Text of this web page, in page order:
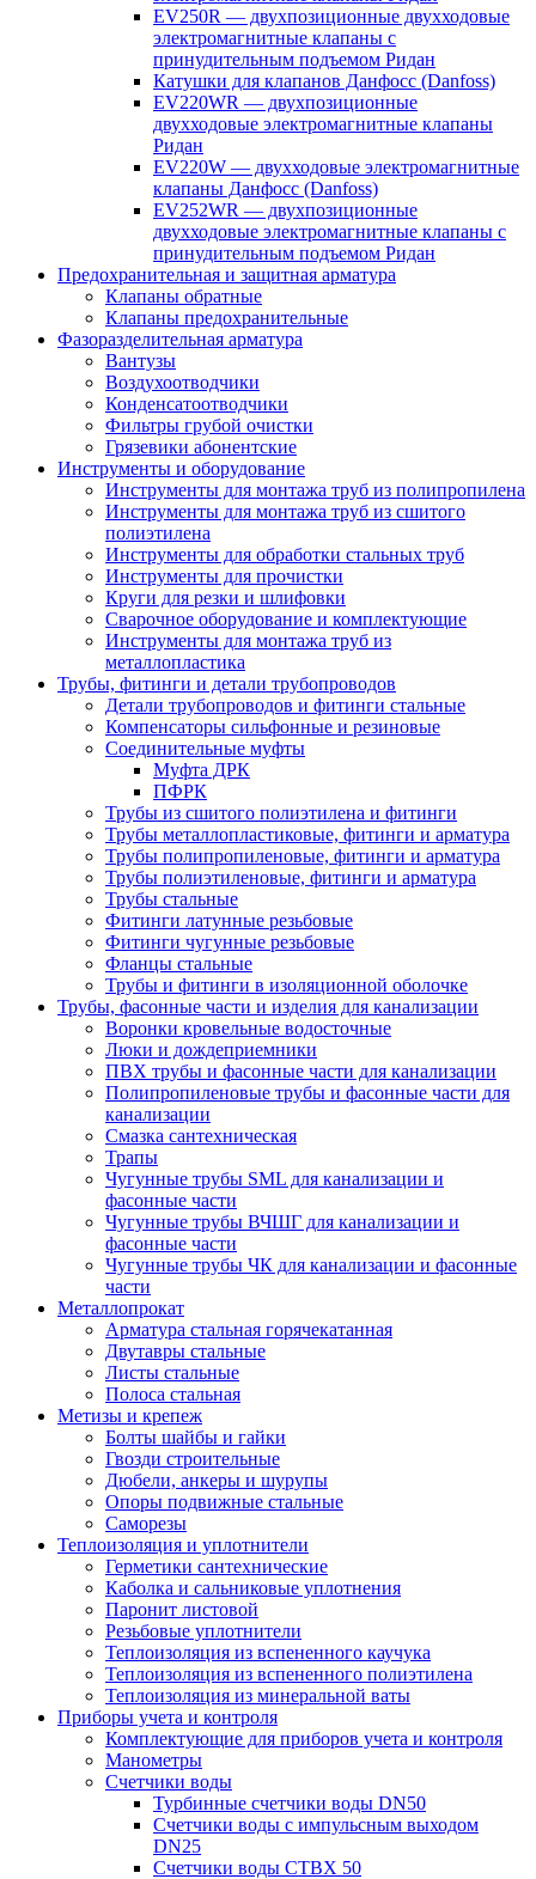
EV250R — двухпозиционные двухходовые
электромагнитные клапаны с
принудительным подъемом Ридан
Катушки для клапанов Данфосс (Danfoss)
EV220WR — двухпозиционные
двухходовые электромагнитные клапаны
Ридан
EV220W — двухходовые электромагнитные
клапаны Данфосс (Danfoss)
EV252WR — двухпозиционные
двухходовые электромагнитные клапаны с
принудительным подъемом Ридан
Предохранительная и защитная арматура
Клапаны обратные
Клапаны предохранительные
Фазоразделительная арматура
Вантузы
Воздухоотводчики
Конденсатоотводчики
Фильтры грубой очистки
Грязевики абонентские
Инструменты и оборудование
Инструменты для монтажа труб из полипропилена
Инструменты для монтажа труб из сшитого
полиэтилена
Инструменты для обработки стальных труб
Инструменты для прочистки
Круги для резки и шлифовки
Сварочное оборудование и комплектующие
Инструменты для монтажа труб из
металлопластика
Трубы, фитинги и детали трубопроводов
Детали трубопроводов и фитинги стальные
Компенсаторы сильфонные и резиновые
Соединительные муфты
Муфта ДРК
ПФРК
Трубы из сшитого полиэтилена и фитинги
Трубы металлопластиковые, фитинги и арматура
Трубы полипропиленовые, фитинги и арматура
Трубы полиэтиленовые, фитинги и арматура
Трубы стальные
Фитинги латунные резьбовые
Фитинги чугунные резьбовые
Фланцы стальные
Трубы и фитинги в изоляционной оболочке
Трубы, фасонные части и изделия для канализации
Воронки кровельные водосточные
Люки и дождеприемники
ПВХ трубы и фасонные части для канализации
Полипропиленовые трубы и фасонные части для
канализации
Смазка сантехническая
Трапы
Чугунные трубы SML для канализации и
фасонные части
Чугунные трубы ВЧШГ для канализации и
фасонные части
Чугунные трубы ЧК для канализации и фасонные
части
Металлопрокат
Арматура стальная горячекатанная
Двутавры стальные
Листы стальные
Полоса стальная
Метизы и крепеж
Болты шайбы и гайки
Гвозди строительные
Дюбели, анкеры и шурупы
Опоры подвижные стальные
Саморезы
Теплоизоляция и уплотнители
Герметики сантехнические
Каболка и сальниковые уплотнения
Паронит листовой
Резьбовые уплотнители
Теплоизоляция из вспененного каучука
Теплоизоляция из вспененного полиэтилена
Теплоизоляция из минеральной ваты
Приборы учета и контроля
Комплектующие для приборов учета и контроля
Манометры
Счетчики воды
Турбинные счетчики воды DN50
Счетчики воды с импульсным выходом
DN25
Счетчики воды СТВХ 50